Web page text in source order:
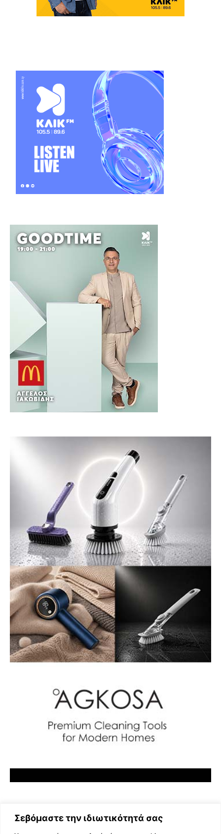
Σεβόμαστε την ιδιωτικότητά σας